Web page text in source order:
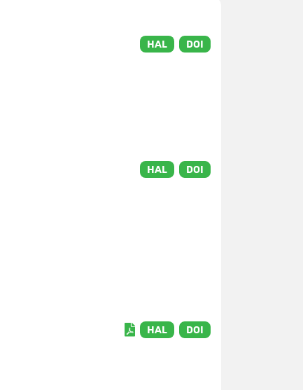
HAL DOI
HAL DOI
HAL DOI